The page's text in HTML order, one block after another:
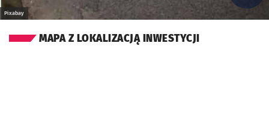
Pixabay
MAPA Z LOKALIZACJĄ INWESTYCJI